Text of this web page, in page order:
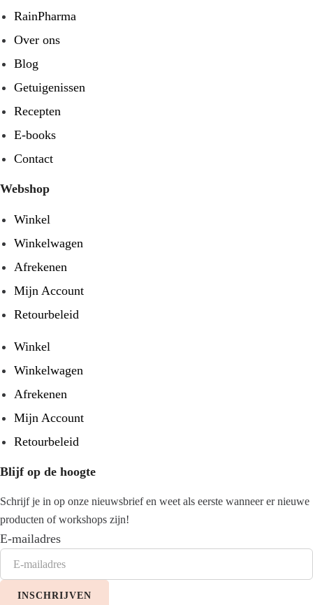
RainPharma
Over ons
Blog
Getuigenissen
Recepten
E-books
Contact
Webshop
Winkel
Winkelwagen
Afrekenen
Mijn Account
Retourbeleid
Winkel
Winkelwagen
Afrekenen
Mijn Account
Retourbeleid
Blijf op de hoogte
Schrijf je in op onze nieuwsbrief en weet als eerste wanneer er nieuwe
producten of workshops zijn!
E-mailadres
INSCHRIJVEN